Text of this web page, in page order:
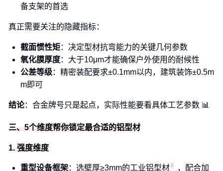
备支架的首选
真正需要关注的隐藏指标：
截面惯性矩：决定型材抗弯能力的关键几何参数
氧化膜厚度：大于10μm才能确保户外使用的耐候性
公差等级：精密装配要求±0.1mm以内，建筑装饰±0.5m
m即可
结论：合金牌号只是起点，实际性能要看具体工艺参数 📊
三、5个维度帮你锁定最合适的铝型材
1. 强度维度
重型设备框架：选壁厚≥3mm的工业铝型材
，配合加